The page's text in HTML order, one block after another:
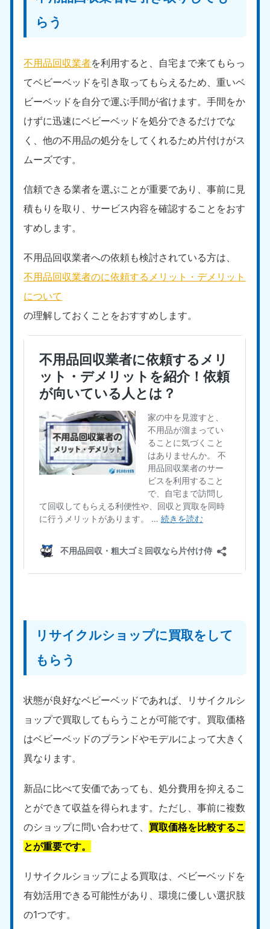
らう
不用品回収業者を利用すると、自宅まで来てもらっ
てベビーベッドを引き取ってもらえるため、重いベ
ビーベッドを自分で運ぶ手間が省けます。手間をか
けずに迅速にベビーベッドを処分できるだけでな
く、他の不用品の処分をしてくれるため片付けがス
ムーズです。
信頼できる業者を選ぶことが重要であり、事前に見
積もりを取り、サービス内容を確認することをおす
すめします。
不用品回収業者への依頼も検討されている方は、
不用品回収業者のに依頼するメリット・デメリット
について
の理解しておくことをおすすめします。
リサイクルショップに買取をして
もらう
状態が良好なベビーベッドであれば、リサイクルシ
ョップで買取してもらうことが可能です。買取価格
はベビーベッドのブランドやモデルによって大きく
異なります。
新品に比べて安価であっても、処分費用を抑えるこ
とができて収益を得られます。ただし、事前に複数
のショップに問い合わせて、 買取価格を比較するこ
とが重要です。
リサイクルショップによる買取は、ベビーベッドを
有効活用できる可能性があり、環境に優しい選択肢
の1つです。
9:00〜19:00 年中無休
050-1881-5248
9:00〜19:00 年中無休
中国
岡山県
050-1881-5146
山口県
050-1880-9900
050-1881-5144
9:00〜19:00 年中無休
050-1881-5156
9:00〜19:00 年中無休
島根県
9:00〜19:00 年中無休
四国
050-1880-9899
9:00〜19:00 年中無休
050-1880-9898
9:00〜19:00 年中無休
愛媛県
050-1880-9896
9:00〜19:00 年中無休
高知県
050-1880-9897
9:00〜19:00 年中無休
九州・沖縄
福岡県
050-1880-9895
9:00〜19:00 年中無休
佐賀県
050-1880-9894
9:00〜19:00 年中無休
050-1880-9891
9:00〜19:00 年中無休
鹿児島県
050-1880-9889
9:00〜19:00 年中無休
050-1880-9893
9:00〜19:00 年中無休
050-1880-9890
9:00〜19:00 年中無休